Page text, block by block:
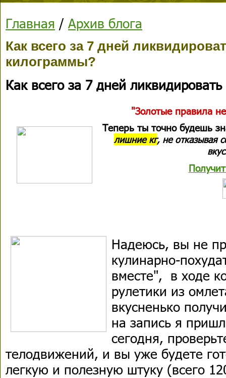
Главная / Архив блога
Как всего за 7 дней
килограммы?
Как всего за 7 дней
"Золотые правила
Теперь ты точно будешь
лишние кг, не отказывая
Надеюсь, вы не
кулинарно-
вместе", в ходе
рулетики из
вкусненько
на запись я
сегодня,
телодвижений, и вы уже будете
легкую и полезную штуку (всего